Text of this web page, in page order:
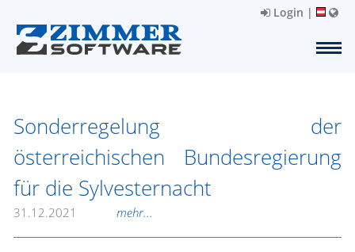
Login |
Sonderregelung der
österreichischen Bundesregierung
für die Sylvesternacht
31.12.2021 mehr...